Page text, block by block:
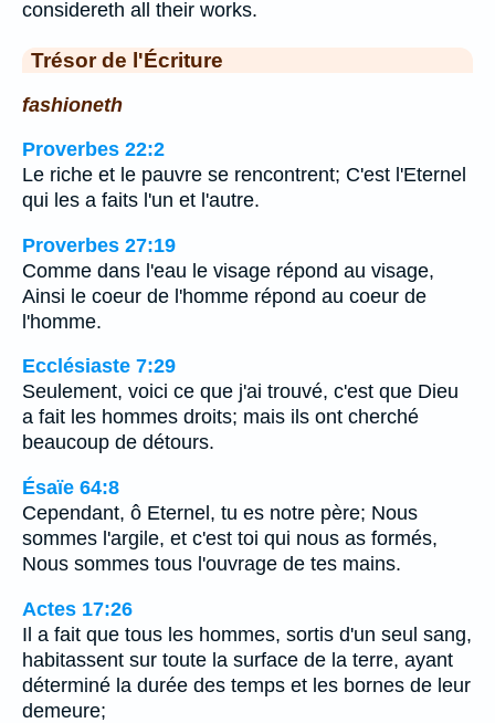
considereth all their works.
Trésor de l'Écriture
fashioneth
Proverbes 22:2
Le riche et le pauvre se rencontrent; C'est l'Eternel
qui les a faits l'un et l'autre.
Proverbes 27:19
Comme dans l'eau le visage répond au visage,
Ainsi le coeur de l'homme répond au coeur de
l'homme.
Ecclésiaste 7:29
Seulement, voici ce que j'ai trouvé, c'est que Dieu
a fait les hommes droits; mais ils ont cherché
beaucoup de détours.
Ésaïe 64:8
Cependant, ô Eternel, tu es notre père; Nous
sommes l'argile, et c'est toi qui nous as formés,
Nous sommes tous l'ouvrage de tes mains.
Actes 17:26
Il a fait que tous les hommes, sortis d'un seul sang,
habitassent sur toute la surface de la terre, ayant
déterminé la durée des temps et les bornes de leur
demeure;